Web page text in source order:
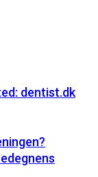
dentist.dk